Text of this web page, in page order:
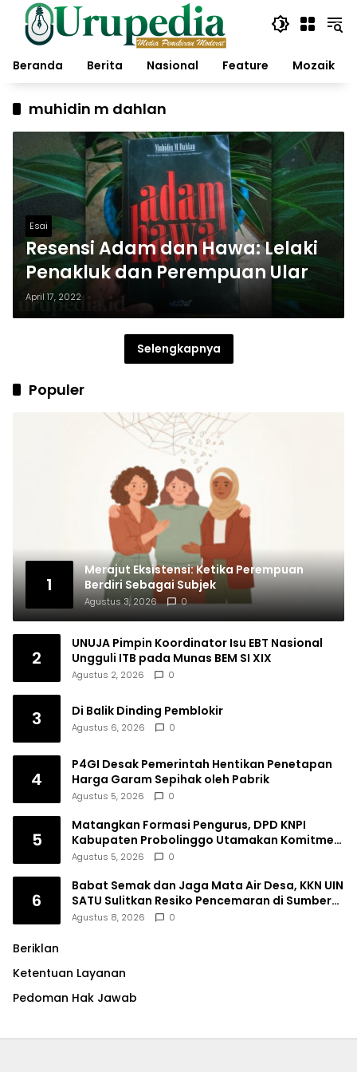
Langsung
konten
Beranda
Berita Nasional Feature Mozaik
muhidin m dahlan
Esai
Resensi Adam dan Hawa: Lelaki
Penakluk dan Perempuan Ular
April 17, 2022
Selengkapnya
Populer
1
Merajut Eksistensi: Ketika Perempuan
Berdiri Sebagai Subjek
Agustus 3, 2026 0
2
UNUJA Pimpin Koordinator Isu EBT Nasional
Ungguli ITB pada Munas BEM SI XIX
Agustus 2, 2026 0
3 Di Balik Dinding Pemblokir
Agustus 6, 2026 0
4
P4GI Desak Pemerintah Hentikan Penetapan
Harga Garam Sepihak oleh Pabrik
Agustus 5, 2026 0
5
Matangkan Formasi Pengurus, DPD KNPI
Kabupaten Probolinggo Utamakan Komitmen
dan Kinerja
Agustus 5, 2026 0
6
Babat Semak dan Jaga Mata Air Desa, KKN UIN
SATU Sulitkan Resiko Pencemaran di Sumber
Ngumbul
Agustus 8, 2026 0
Beriklan
Ketentuan Layanan
Pedoman Hak Jawab